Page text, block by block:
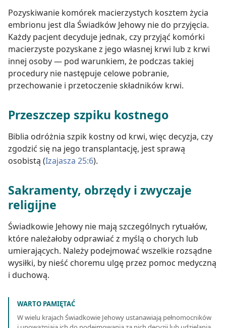
Pozyskiwanie komórek macierzystych kosztem życia
embrionu jest dla Świadków Jehowy nie do przyjęcia.
Każdy pacjent decyduje jednak, czy przyjąć komórki
macierzyste pozyskane z jego własnej krwi lub z krwi
innej osoby — pod warunkiem, że podczas takiej
procedury nie następuje celowe pobranie,
przechowanie i przetoczenie składników krwi.
Przeszczep szpiku kostnego
Biblia odróżnia szpik kostny od krwi, więc decyzja, czy
zgodzić się na jego transplantację, jest sprawą
osobistą (Izajasza 25:6).
Sakramenty, obrzędy i zwyczaje
religijne
Świadkowie Jehowy nie mają szczególnych rytuałów,
które należałoby odprawiać z myślą o chorych lub
umierających. Należy podejmować wszelkie rozsądne
wysiłki, by nieść choremu ulgę przez pomoc medyczną
i duchową.
WARTO PAMIĘTAĆ
W wielu krajach Świadkowie Jehowy ustanawiają pełnomocników